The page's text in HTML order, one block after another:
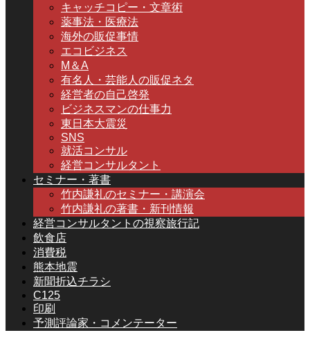
キャッチコピー・文章術
薬事法・医療法
海外の販促事情
エコビジネス
M＆A
有名人・芸能人の販促ネタ
経営者の自己啓発
ビジネスマンの仕事力
東日本大震災
SNS
就活コンサル
経営コンサルタント
セミナー・著書
竹内謙礼のセミナー・講演会
竹内謙礼の著書・新刊情報
経営コンサルタントの視察旅行記
飲食店
消費税
熊本地震
新聞折込チラシ
C125
印刷
予測評論家・コメンテーター